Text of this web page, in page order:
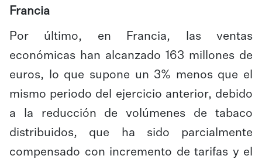
Francia
Por último, en Francia, las ventas
económicas han alcanzado 163 millones de
euros, lo que supone un 3% menos que el
mismo periodo del ejercicio anterior, debido
a la reducción de volúmenes de tabaco
distribuidos, que ha sido parcialmente
compensado con incremento de tarifas y el